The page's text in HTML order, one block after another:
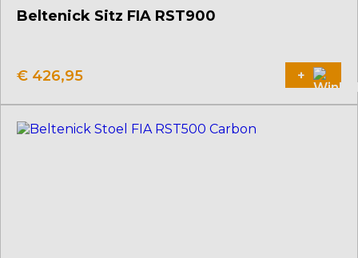
Beltenick Sitz FIA RST900
€ 426,95 +
weist
mehrere
Die